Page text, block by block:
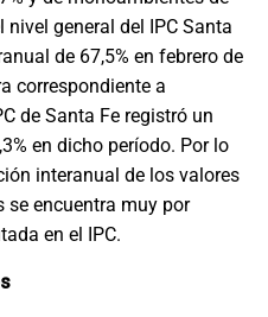
nivel general del IPC Santa
de 67,5% en febrero de
correspondiente a
de Santa Fe registró un
en dicho período. Por lo
interanual de los valores
se encuentra muy por
en el IPC.